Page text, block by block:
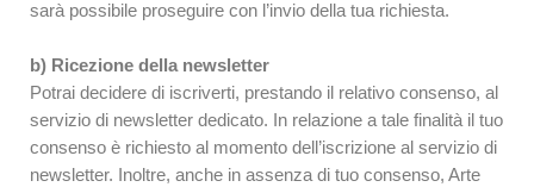
sarà possibile proseguire con l’invio della tua richiesta.
b) Ricezione della newsletter
Potrai decidere di iscriverti, prestando il relativo consenso, al
servizio di newsletter dedicato. In relazione a tale finalità il tuo
consenso è richiesto al momento dell’iscrizione al servizio di
newsletter. Inoltre, anche in assenza di tuo consenso, Arte